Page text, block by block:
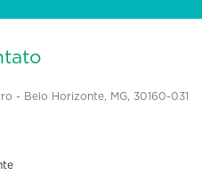
- Belo Horizonte, MG, 30160-031